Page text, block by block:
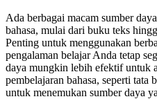
Ada berbagai macam sumber
bahasa, mulai dari buku teks
Penting untuk menggunakan
pengalaman belajar Anda tetap
daya mungkin lebih efektif untuk
pembelajaran bahasa, seperti tata
untuk menemukan sumber daya